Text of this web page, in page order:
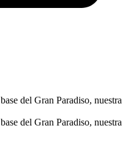
del Gran Paradiso, nuestra
del Gran Paradiso, nuestra